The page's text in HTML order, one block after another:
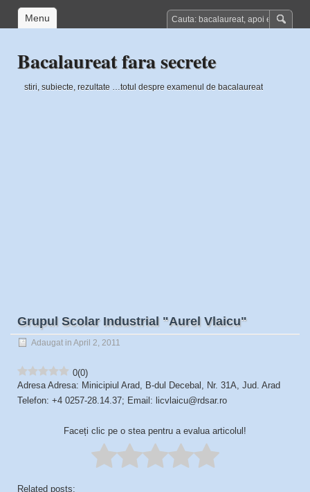
Menu
Bacalaureat fara secrete
stiri, subiecte, rezultate …totul despre examenul de bacalaureat
Grupul Scolar Industrial "Aurel Vlaicu"
Adaugat in April 2, 2011
0(0)
Adresa Adresa: Minicipiul Arad, B-dul Decebal, Nr. 31A, Jud. Arad
Telefon: +4 0257-28.14.37; Email: licvlaicu@rdsar.ro
Faceți clic pe o stea pentru a evalua articolul!
Related posts: